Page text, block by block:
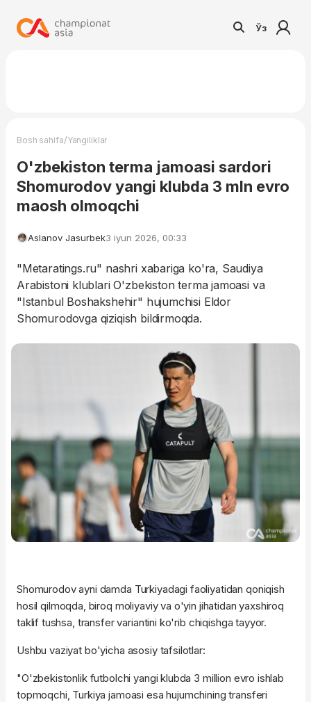
Ўз
Bosh sahifa/Yangiliklar
O'zbekiston terma jamoasi sardori
Shomurodov yangi klubda 3 mln evro
maosh olmoqchi
Aslanov Jasurbek3 iyun 2026, 00:33
"Metaratings.ru" nashri xabariga ko'ra, Saudiya
Arabistoni klublari O'zbekiston terma jamoasi va
"Istanbul Boshakshehir" hujumchisi Eldor
Shomurodovga qiziqish bildirmoqda.
Shomurodov ayni damda Turkiyadagi faoliyatidan qoniqish
hosil qilmoqda, biroq moliyaviy va o'yin jihatidan yaxshiroq
taklif tushsa, transfer variantini ko'rib chiqishga tayyor.
Ushbu vaziyat bo'yicha asosiy tafsilotlar:
"O'zbekistonlik futbolchi yangi klubda 3 million evro ishlab
topmoqchi, Turkiya jamoasi esa hujumchining transferi